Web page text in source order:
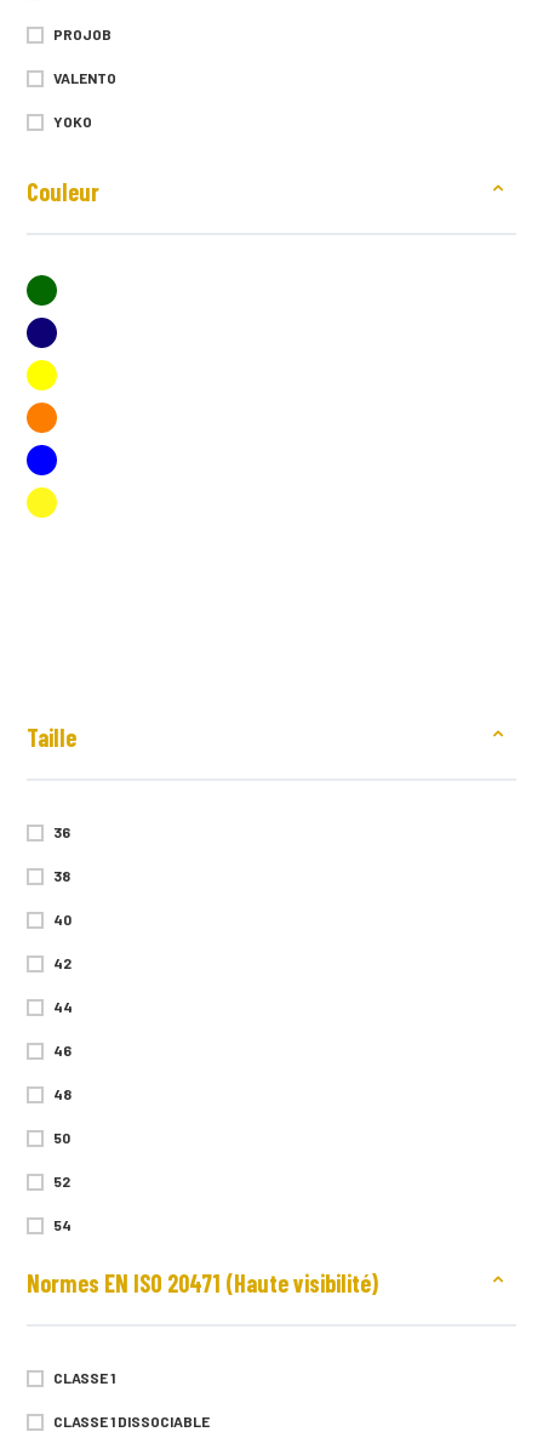
PROJOB
VALENTO
YOKO
Couleur
Taille
36
38
40
42
44
46
48
50
52
54
Normes EN ISO 20471 (Haute visibilité)
CLASSE 1
CLASSE 1 DISSOCIABLE